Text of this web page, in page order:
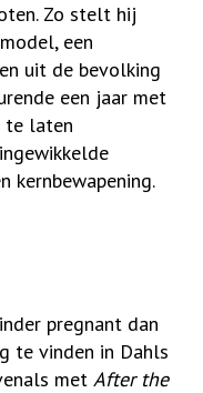
Zo stelt hij
een
uit de bevolking
een jaar met
te laten
kernbewapening.
pregnant dan
te vinden in Dahls
met After the